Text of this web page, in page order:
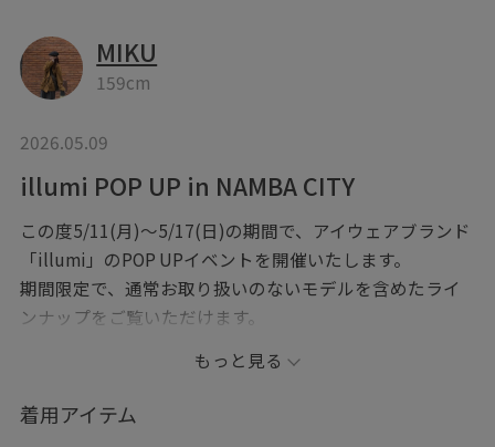
MIKU
159cm
2026.05.09
illumi POP UP in NAMBA CITY
この度5/11(月)～5/17(日)の期間で、アイウェアブランド
「illumi」のPOP UPイベントを開催いたします。
期間限定で、通常お取り扱いのないモデルを含めたライ
ンナップをご覧いただけます。
【illumi】
もっと見る
着用アイテム